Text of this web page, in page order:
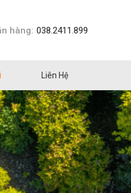
hàng: 038.2411.899
Liên Hệ